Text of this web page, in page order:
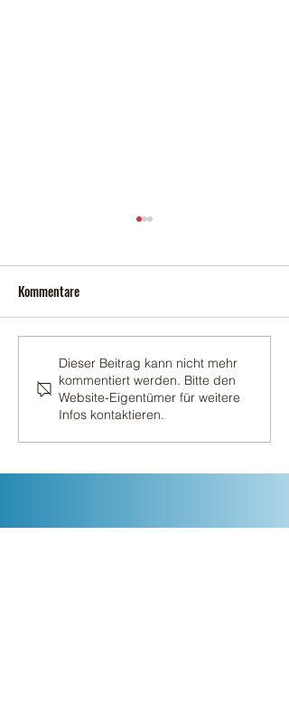
Der zweite Schnitt 2026
Kommentare
Dieser Beitrag kann nicht mehr
kommentiert werden. Bitte den
Website-Eigentümer für weitere
Infos kontaktieren.